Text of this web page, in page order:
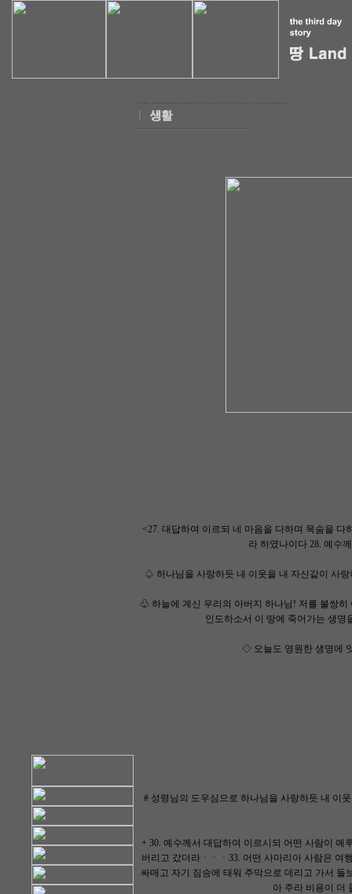
<27. 대답하여 이르되 네 마음을 다하며 목숨을
라 하였나이다 28. 예수
♤ 하나님을 사랑하듯 내 이웃을 내 자신같이 사
♧ 하늘에 계신 우리의 아버지 하나님! 저를 불쌍
인도하소서 이 땅에 죽어가는 생
◇ 오늘도 영원한 생명에
# 성령님의 도우심으로 하나님을 사랑하듯 내 이
+ 30. 예수께서 대답하여 이르시되 어떤 사람이
버리고 갔더라ㆍㆍㆍ33. 어떤 사마리아 사람은 여
싸매고 자기 짐승에 태워 주막으로 데리고 가서 돌
아 주라 비용이 더